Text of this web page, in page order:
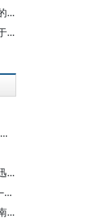
陈漱渝：干涸的清泉——丁玲与沈从文的分歧所在
陈漱渝：版本，作品研究的基石——关于鲁迅著作版本的断想
王天根 王力行：报刊论争与政治修辞：严、章关于社会契约论的论辩及其媒介意义
陈平原：被选择与被遗忘的声音——鲁迅“出口”能否以及如何“成章”
阎晶明：从来没有过“那夜似的好戏”——鲁迅小说《社戏》解读
金进：鲁迅研究在东南亚——以百年东南亚文学创作与文艺批评为线索